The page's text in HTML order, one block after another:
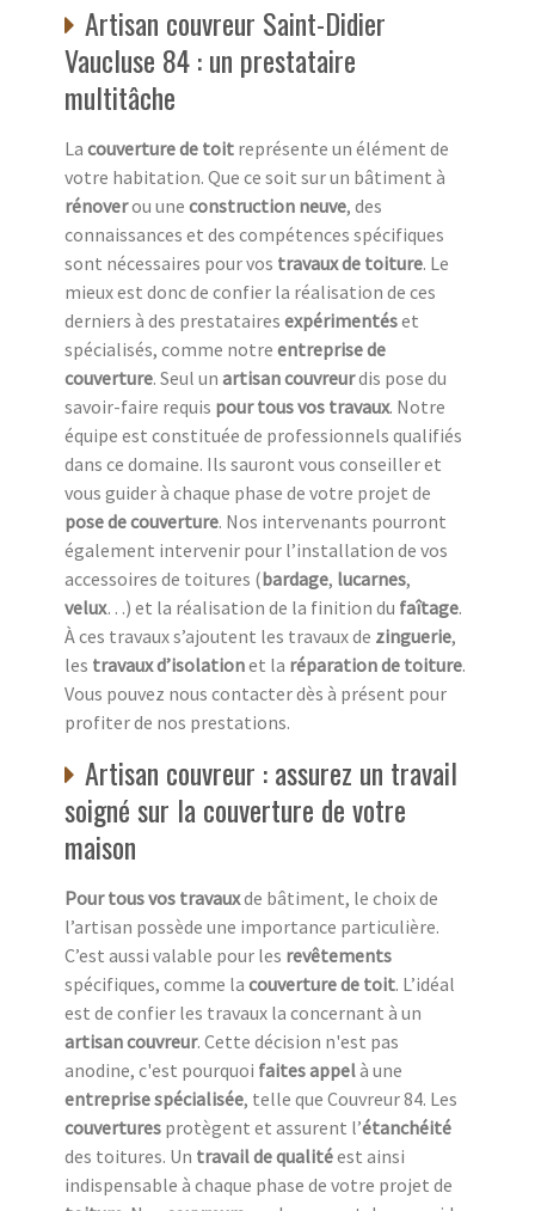
Artisan couvreur Saint-Didier
Vaucluse 84 : un prestataire
multitâche
La couverture de toit représente un élément de
votre habitation. Que ce soit sur un bâtiment à
rénoverou une construction neuve, des
connaissances et des compétences spécifiques
sont nécessaires pour vos travaux de toiture. Le
mieux est donc de confier la réalisation de ces
derniers à des prestataires expérimentéset
spécialisés, comme notre entreprise de
couverture. Seul un artisan couvreurdis pose du
savoir-faire requis pour tous vos travaux. Notre
équipe est constituée de professionnels qualifiés
dans ce domaine. Ils sauront vous conseiller et
vous guider à chaque phase de votre projet de
pose de couverture. Nos intervenants pourront
également intervenir pour l’installation de vos
accessoires de toitures (bardage, lucarnes,
velux…) et la réalisation de la finition du faîtage.
À ces travaux s’ajoutent les travaux de zinguerie,
les travaux d’isolationet la réparation de toiture.
Vous pouvez nous contacter dès à présent pour
profiter de nos prestations.
Artisan couvreur : assurez un travail
soigné sur la couverture de votre
maison
Pour tous vos travauxde bâtiment, le choix de
l’artisan possède une importance particulière.
C’est aussi valable pour les revêtements
spécifiques, comme la couverture de toit. L’idéal
est de confier les travaux la concernant à un
artisan couvreur. Cette décision n'est pas
anodine, c'est pourquoi faites appelà une
entreprise spécialisée, telle que Couvreur 84. Les
couvertures protègent et assurent l’étanchéité
des toitures. Un travail de qualitéest ainsi
indispensable à chaque phase de votre projet de